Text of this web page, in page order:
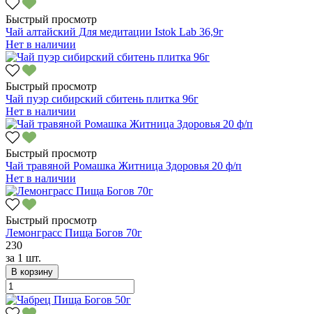
Быстрый просмотр
Чай алтайский Для медитации Istok Lab 36,9г
Нет в наличии
Быстрый просмотр
Чай пуэр сибирский сбитень плитка 96г
Нет в наличии
Быстрый просмотр
Чай травяной Ромашка Житница Здоровья 20 ф/п
Нет в наличии
Быстрый просмотр
Лемонграсс Пища Богов 70г
230
за 1 шт.
В корзину